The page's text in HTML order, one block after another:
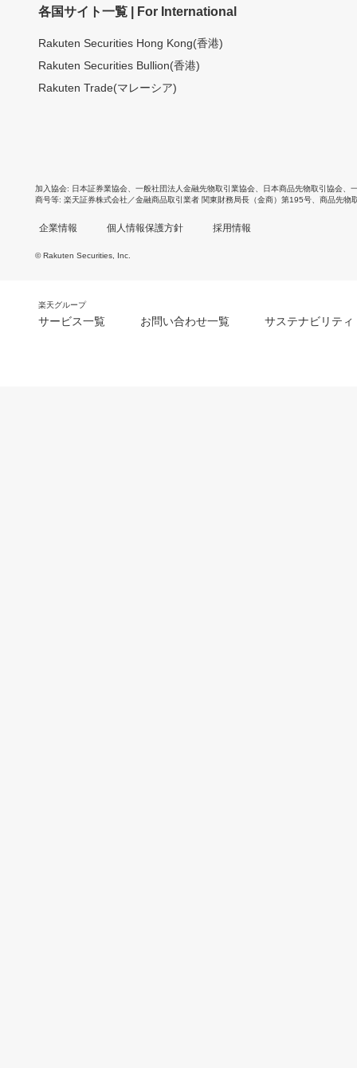
各国サイト一覧 | For International
Rakuten Securities Hong Kong(香港)
Rakuten Securities Bullion(香港)
Rakuten Trade(マレーシア)
加入協会 日本証券業協会 一般社団法人金融先物取引業協会 日本商品先物取引協会
商号等 楽天証券株式会社／金融商品取引業者 関東財務局長（金商）第195号、商品先物
企業情報 個人情報保護方針 採用情報
© Rakuten Securities, Inc.
楽天グループ
サービス一覧 お問い合わせ一覧 サステナビリティ